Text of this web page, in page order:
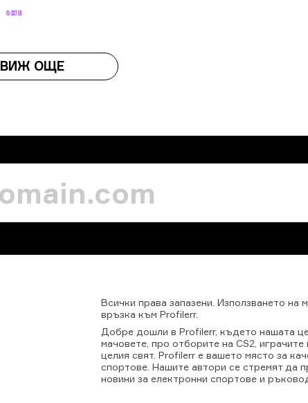
ВИЖ ОЩЕ
Всички права запазени. Използването на
връзка към Profilerr.
Добре дошли в Profilerr, където нашата
мачовете, про отборите на CS2,
целия свят. Profilerr е вашето място за
спортове. Нашите автори се стремят да
новини за електронни спортове и